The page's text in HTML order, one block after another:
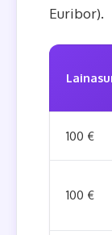
Euribor).
100 €
100 €